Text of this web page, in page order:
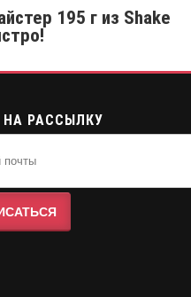
195 г из Shake
РАССЫЛКУ